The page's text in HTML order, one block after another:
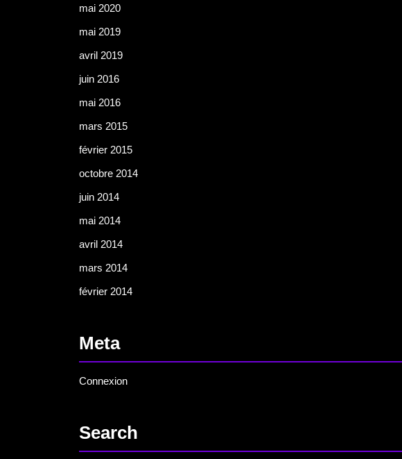
mai 2020
mai 2019
avril 2019
juin 2016
mai 2016
mars 2015
février 2015
octobre 2014
juin 2014
mai 2014
avril 2014
mars 2014
février 2014
Meta
Connexion
Search